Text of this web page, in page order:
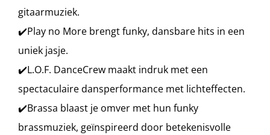
gitaarmuziek.
✔️Play no More brengt funky, dansbare hits in een
uniek jasje.
✔️L.O.F. DanceCrew maakt indruk met een
spectaculaire dansperformance met lichteffecten.
✔️Brassa blaast je omver met hun funky
brassmuziek, geïnspireerd door betekenisvolle